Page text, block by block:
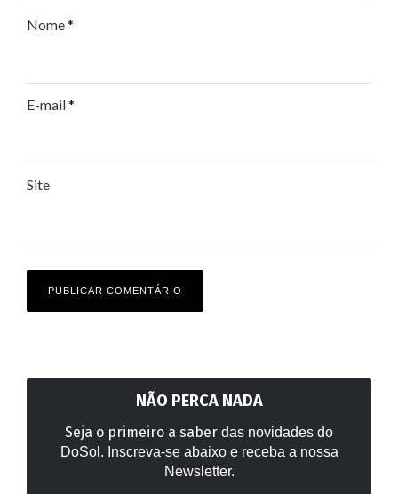
Nome*
E-mail*
Site
NÃO PERCA NADA
Seja o primeiro a saber das novidades do
DoSol. Inscreva-se abaixo e receba a nossa
Newsletter.